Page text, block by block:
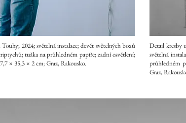
2024; světelná instalace; devět světelných boxů
tužka na průhledném papíře; zadní osvětlení;
× 35,3 × 2 cm; Graz, Rakousko.
Detail kresby
světelná
průhledném
Graz,